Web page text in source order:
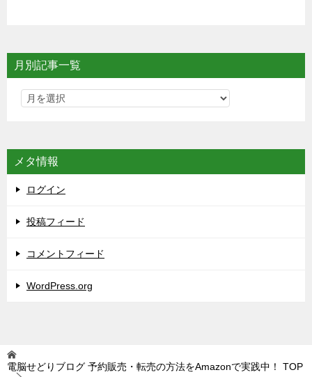
月別記事一覧
メタ情報
ログイン
投稿フィード
コメントフィード
WordPress.org
電脳せどりブログ 予約販売・転売の方法をAmazonで実践中！ TOP